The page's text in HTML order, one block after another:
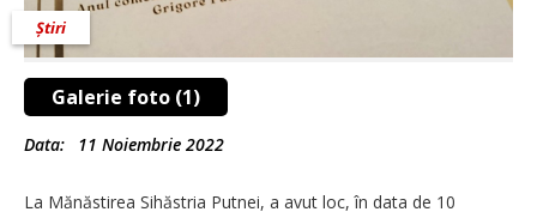
Galerie foto (1)
Știri
Data: 11 Noiembrie 2022
La Mănăstirea Sihăstria Putnei, a avut loc, în data de 10